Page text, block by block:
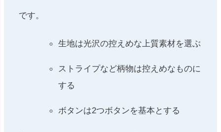
です。
生地は光沢の控えめな上質素材を選ぶ
ストライプなど柄物は控えめなものに
する
ボタンは2つボタンを基本とする